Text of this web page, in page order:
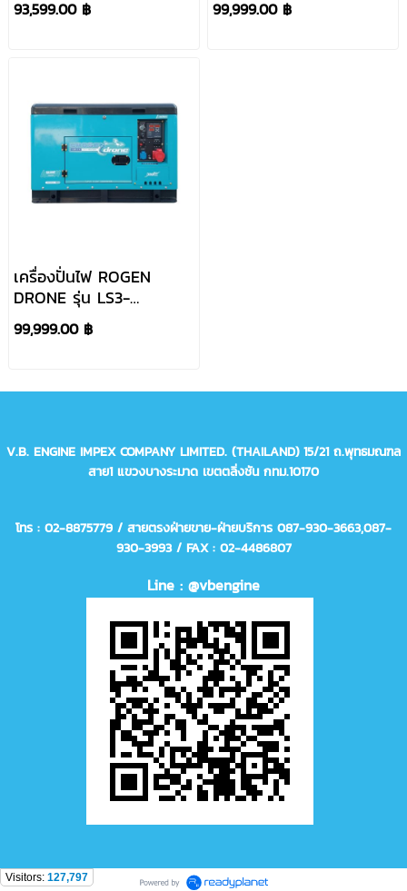
93,599.00 ฿ 99,999.00 ฿
เครื่องปั่นไฟ ROGEN
DRONE รุ่น LS3-
14(380V)
99,999.00 ฿
V.B. ENGINE IMPEX COMPANY LIMITED. (THAILAND)15/21 ถ.พุทธมณฑล
สาย1 แขวงบางระมาด เขตตลิ่งชัน กทม.10170
โทร : 02-8875779 / สายตรงฝ่ายขาย-ฝ่ายบริการ 087-930-3663,087-
930-3993/ FAX : 02-4486807
Line : @vbengine
Visitors: 127,797